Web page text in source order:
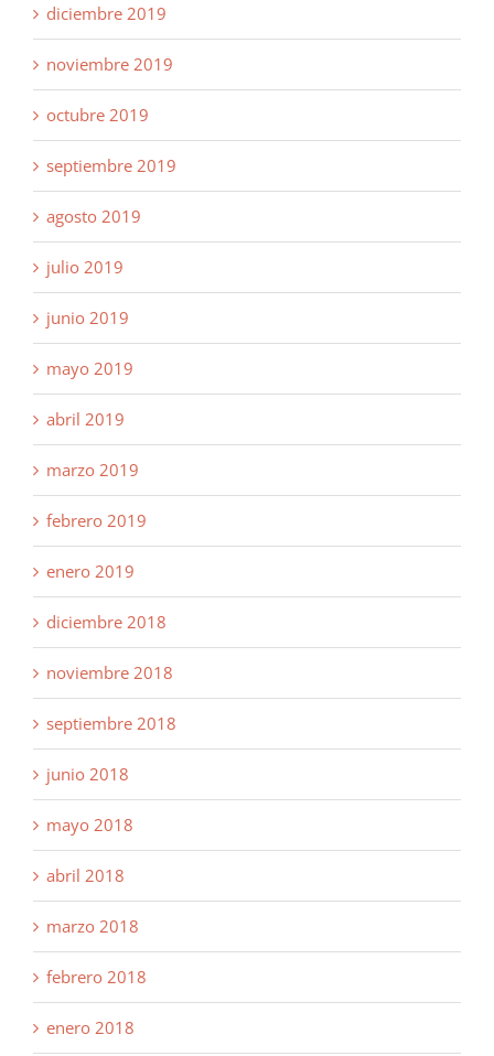
diciembre 2019
noviembre 2019
octubre 2019
septiembre 2019
agosto 2019
julio 2019
junio 2019
mayo 2019
abril 2019
marzo 2019
febrero 2019
enero 2019
diciembre 2018
noviembre 2018
septiembre 2018
junio 2018
mayo 2018
abril 2018
marzo 2018
febrero 2018
enero 2018